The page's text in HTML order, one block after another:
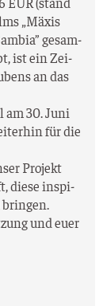
„Mäxis
gesam­
ist ein Zei­
an das
30. Juni
für die
Pro­jekt
die­se inspi­
bringen.
und euer